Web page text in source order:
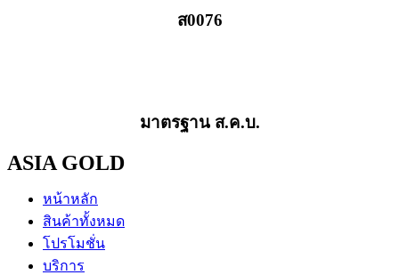
ส0076
มาตรฐาน ส.ค.บ.
ASIA GOLD
หน้าหลัก
สินค้าทั้งหมด
โปรโมชั่น
บริการ